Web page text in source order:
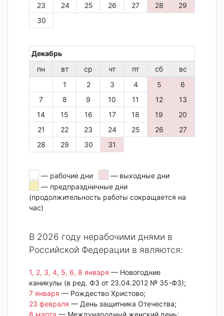
23
24 25 26 27 28
29
30
Декабрь
пн
вт ср чт пт сб
вс
1
2 3 4 5
6
7
8 9 10 11 12
13
14
15 16 17 18 19
20
21
22 23 24 25 26
27
28
29 30 31
— рабочие дни
— выходные дни
— предпраздничные дни
(продолжительность работы сокращается на
час)
В 2026 году нерабочими днями в
Российской Федерации в являются:
1, 2, 3, 4, 5, 6, 8 января — Новогодние
каникулы (в ред. ФЗ от 23.04.2012 № 35-ФЗ);
7 января — Рождество Христово;
23 февраля — День защитника Отечества;
8 марта — Международный женский день;